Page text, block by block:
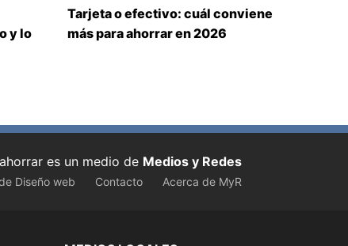
y lo
Tarjeta o efectivo: cuál conviene
más para ahorrar en 2026
es un medio de Medios y Redes
Diseño web Contacto Acerca de MyR